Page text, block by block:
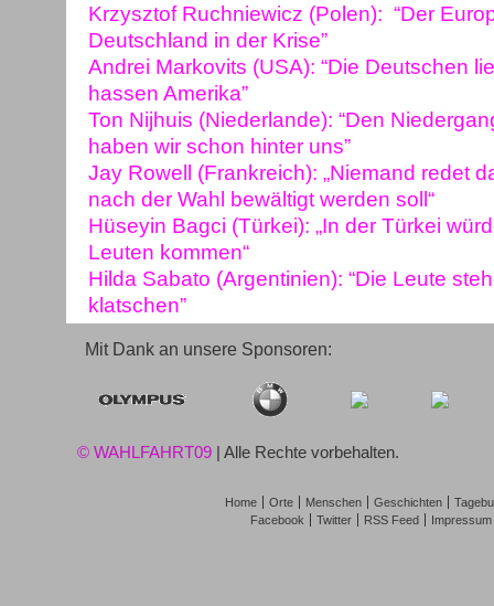
Krzysztof Ruchniewicz (Polen): “Der
Deutschland in der Krise”
Andrei Markovits (USA): “Die Deutschen
hassen Amerika”
Ton Nijhuis (Niederlande): “Den
haben wir schon hinter uns”
Jay Rowell (Frankreich): „Niemand redet
nach der Wahl bewältigt werden soll“
Hüseyin Bagci (Türkei): „In der Türkei
Leuten kommen“
Hilda Sabato (Argentinien): “Die Leute
klatschen”
Mit Dank an unsere Sponsoren:
© WAHLFAHRT09 | Alle Rechte vorbehalten.
Home Orte Menschen Geschichten
Facebook
Twitter RSS Feed Impressum